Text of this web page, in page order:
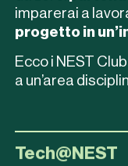
Per le aziende
imparerai a
progetto in
Ecco i NEST
a un’area
Tech@NEST